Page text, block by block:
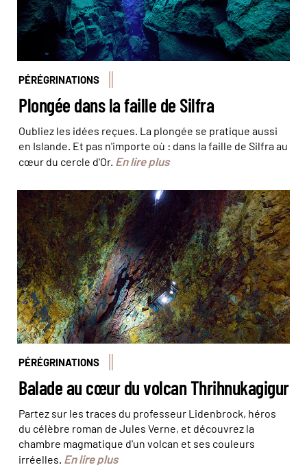
PÉRÉGRINATIONS
Plongée dans la faille de Silfra
Oubliez les idées reçues. La plongée se pratique aussi
en Islande. Et pas n'importe où : dans la faille de Silfra au
cœur du cercle d'Or. En lire plus
© sergemi/stock.adobe
PÉRÉGRINATIONS
Balade au cœur du volcan Thrihnukagigur
Partez sur les traces du professeur Lidenbrock, héros
du célèbre roman de Jules Verne, et découvrez la
chambre magmatique d'un volcan et ses couleurs
irréelles. En lire plus